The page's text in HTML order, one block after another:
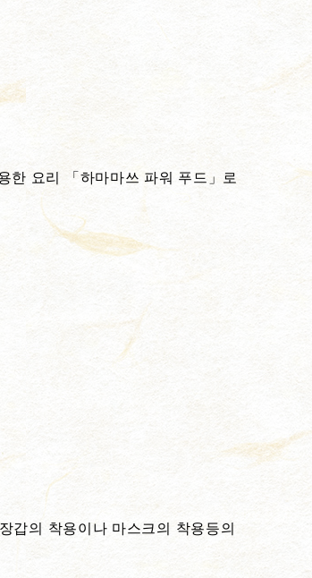
한 요리 「하마마쓰 파워 푸드」로
갑의 착용이나 마스크의 착용등의